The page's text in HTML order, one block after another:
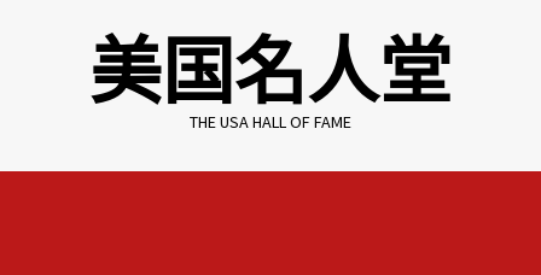
美国名人堂
THE USA HALL OF FAME